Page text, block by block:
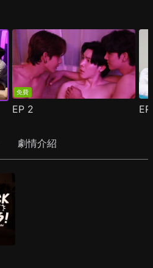
免費
EP 2
劇情介紹